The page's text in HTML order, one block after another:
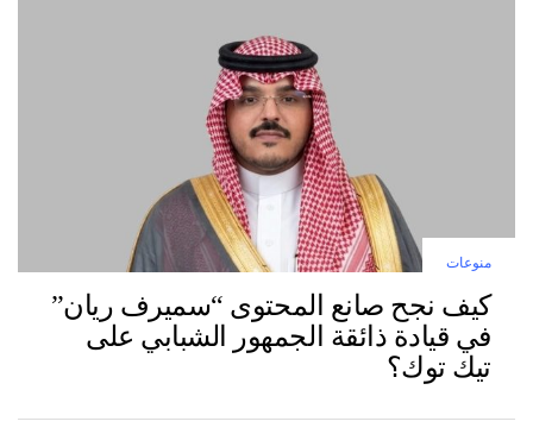
منوعات
كيف نجح صانع المحتوى “سميرف ريان”
في قيادة ذائقة الجمهور الشبابي على
تيك توك؟